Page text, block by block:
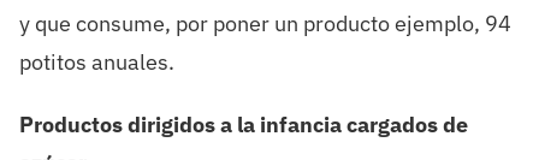
y que consume, por poner un producto ejemplo, 94
potitos anuales.
Productos dirigidos a la infancia cargados de